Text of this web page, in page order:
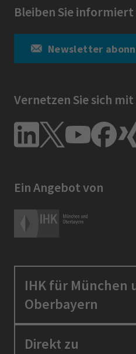
Bleiben Sie informiert
Newsletter
Vernetzen Sie sich
Ein Angebot von
IHK für München
Oberbayern
Standortpolitik
Direkt zu